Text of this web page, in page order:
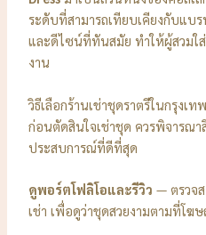
ระดับที่สามารถเทียบเคียงกับแบ
และดีไซน์ที่ทันสมัย ทำให้ผู้สวมใ
งาน
วิธีเลือกร้านเช่าชุดราตรีในกรุงเ
ก่อนตัดสินใจเช่าชุด ควรพิจารณา
ประสบการณ์ที่ดีที่สุด
ดูพอร์ตโฟลิโอและรีวิว — ตรวจ
เช่า เพื่อดูว่าชุดสวยงามตามที่โฆ